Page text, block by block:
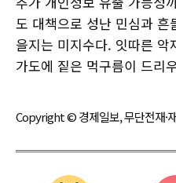
도 대책으로 성난 민심과 흔
을지는 미지수다. 잇따른
가도에 짙은 먹구름이 드리
Copyright © 경제일보, 무단전재·